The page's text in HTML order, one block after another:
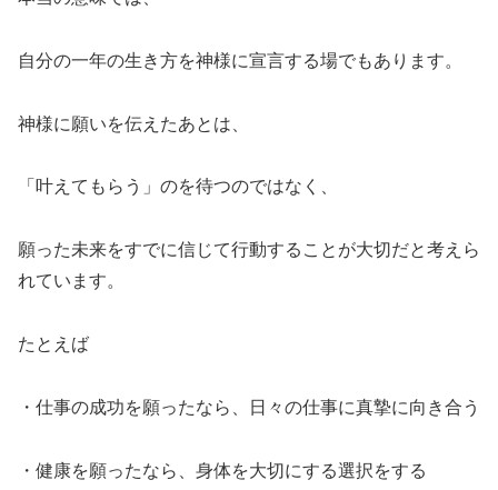
自分の一年の生き方を神様に宣言する場でもあります。
神様に願いを伝えたあとは、
「叶えてもらう」のを待つのではなく、
願った未来をすでに信じて行動することが大切だと考えら
れています。
たとえば
・仕事の成功を願ったなら、日々の仕事に真摯に向き合う
・健康を願ったなら、身体を大切にする選択をする